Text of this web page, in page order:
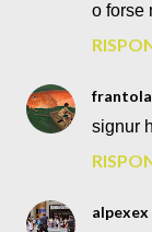
o forse
frantola
signur
alpexex